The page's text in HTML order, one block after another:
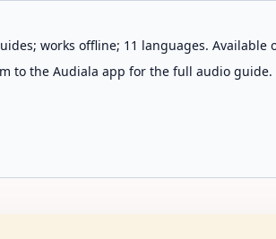
works offline; 11 languages. Available
to the Audiala app for the full audio guide.